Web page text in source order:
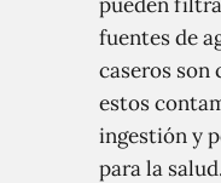
fuentes de
caseros son
estos
ingestión y
para la salud.